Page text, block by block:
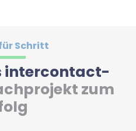
Schritt
intercontact-
zum